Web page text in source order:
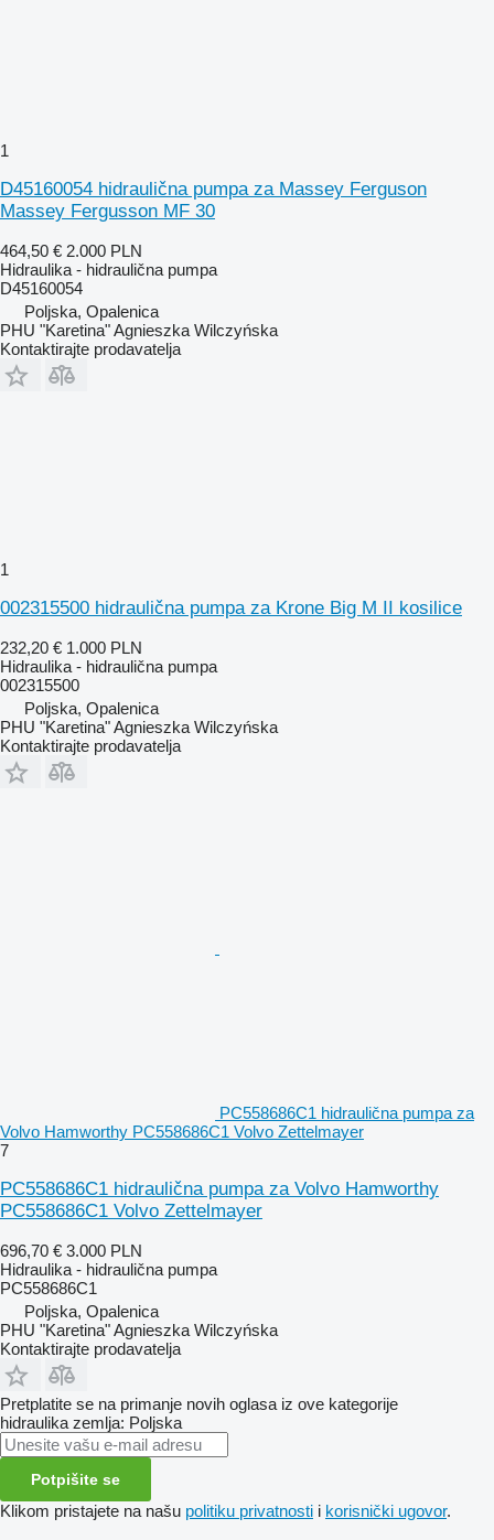
1
D45160054 hidraulična pumpa za Massey Ferguson
Massey Fergusson MF 30
464,50 € 2.000 PLN
Hidraulika - hidraulična pumpa
D45160054
Poljska, Opalenica
PHU "Karetina" Agnieszka Wilczyńska
Kontaktirajte prodavatelja
1
002315500 hidraulična pumpa za Krone Big M II kosilice
232,20 € 1.000 PLN
Hidraulika - hidraulična pumpa
002315500
Poljska, Opalenica
PHU "Karetina" Agnieszka Wilczyńska
Kontaktirajte prodavatelja
PC558686C1 hidraulična pumpa za
Volvo Hamworthy PC558686C1 Volvo Zettelmayer
7
PC558686C1 hidraulična pumpa za Volvo Hamworthy
PC558686C1 Volvo Zettelmayer
696,70 € 3.000 PLN
Hidraulika - hidraulična pumpa
PC558686C1
Poljska, Opalenica
PHU "Karetina" Agnieszka Wilczyńska
Kontaktirajte prodavatelja
Pretplatite se na primanje novih oglasa iz ove kategorije
hidraulika zemlja: Poljska
Potpišite se
Klikom pristajete na našu politiku privatnosti i korisnički ugovor.